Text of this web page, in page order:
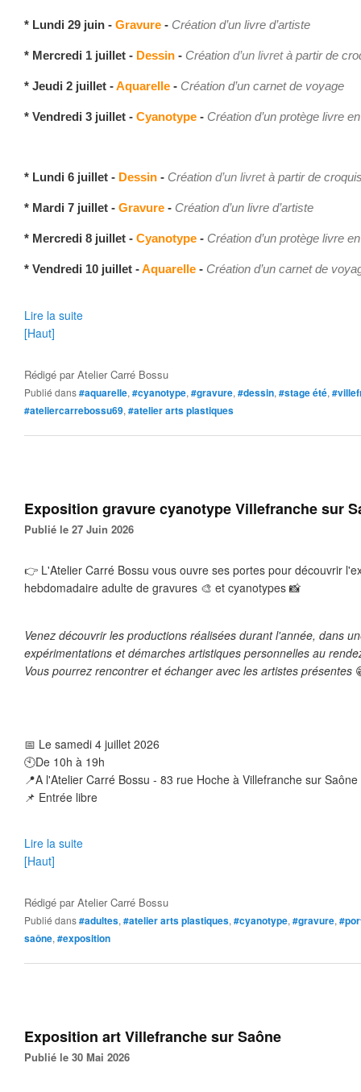
* Lundi 29 juin - Gravure - Création d’un livre d’artiste
* Mercredi 1 juillet - Dessin - Création d’un livretà partir de
* Jeudi 2 juillet -Aquarelle - Création d’un carnet de voyage
* Vendredi 3 juillet - Cyanotype - Création d’un protège livre
* Lundi 6 juillet - Dessin - Création d’un livretà partir de
* Mardi 7 juillet - Gravure - Création d’un livre d’artiste
* Mercredi 8 juillet - Cyanotype - Création d’un protège livre
* Vendredi 10 juillet -Aquarelle - Création d’un carnet de
Lire la suite
[Haut]
Rédigé parAtelier Carré Bossu
Publié dans#aquarelle, #cyanotype, #gravure, #dessin, #stage été,
#ateliercarrebossu69, #atelier arts plastiques
Exposition gravure cyanotype Villefranche sur
Publié le 27 Juin 2026
👉 L'Atelier Carré Bossu vous ouvre ses portes pour découvrir
hebdomadaire adulte de gravures 🎨 et cyanotypes 📸
Venez découvrir les productions réalisées durant l'année, dans
expérimentations et démarches artistiques personnelles au
Vous pourrez rencontrer et échanger avec les artistes présentes
📅 Le samedi 4 juillet 2026
🕙De 10h à 19h
📍A l'Atelier Carré Bossu - 83 rue Hoche à Villefranche sur Saône
📌 Entrée libre
Lire la suite
[Haut]
Rédigé parAtelier Carré Bossu
Publié dans#adultes, #atelier arts plastiques, #cyanotype, #gravure,
saône, #exposition
Exposition art Villefranche sur Saône
Publié le 30 Mai 2026